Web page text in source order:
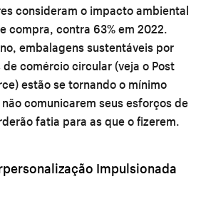
consideram o impacto ambiental
compra, contra 63% em 2022.
embalagens sustentáveis por
comércio circular (veja o Post
estão se tornando o mínimo
comunicarem seus esforços de
fatia para as que o fizerem.
Impulsionada